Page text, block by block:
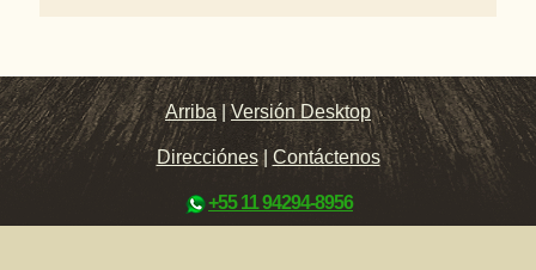
Arriba |Versión Desktop
Direcciónes| Contáctenos
+55 11 94294-8956